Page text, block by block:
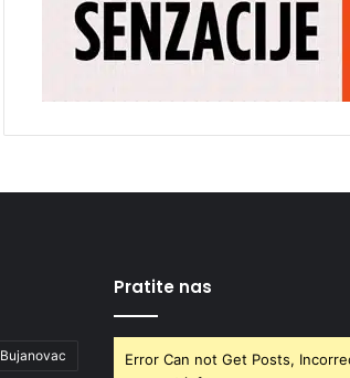
Bujanovac
Pratite nas
Error Can not Get Posts,